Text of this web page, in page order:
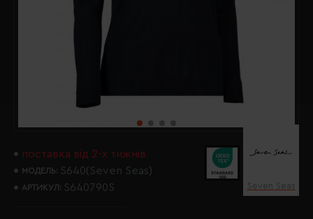
поставка від 2-х тижнів
МОДЕЛЬ: S640(Seven Seas)
АРТИКУЛ: S640790S Seven Seas